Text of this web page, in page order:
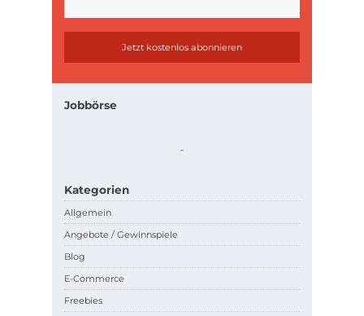
Jobbörse
..
Kategorien
Allgemein
Angebote / Gewinnspiele
Blog
E-Commerce
Freebies